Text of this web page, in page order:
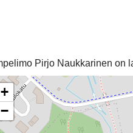
Pirjo Naukkarinen on
+
−